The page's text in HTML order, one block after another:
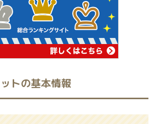
トの基本情報